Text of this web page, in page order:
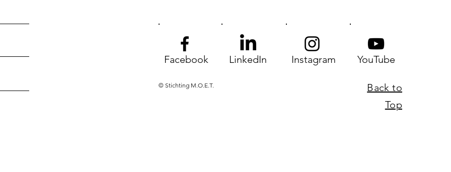
Facebook LinkedIn Instagram YouTube
© Stichting M.O.E.T.
Back to
Top